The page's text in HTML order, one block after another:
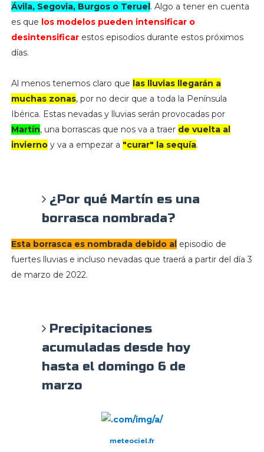
Ávila, Segovia, Burgos o Teruel. Algo a tener en cuenta
es que los modelos pueden intensificar o
desintensificarestos episodios durante estos próximos
días.
Al menos tenemos claro que las lluvias llegarán a
muchas zonas, por no decir que a toda la Península
Ibérica. Estas nevadas y lluvias serán provocadas por
Martín, una borrascas que nos va a traer de vuelta al
inviernoy va a empezar a "curar" la sequía.
¿Por qué Martín es una
borrasca nombrada?
Esta borrasca es nombrada debido alepisodio de
fuertes lluvias e incluso nevadas que traerá a partir del día 3
de marzo de 2022.
Precipitaciones
acumuladas desde hoy
hasta el domingo 6 de
marzo
meteociel.fr